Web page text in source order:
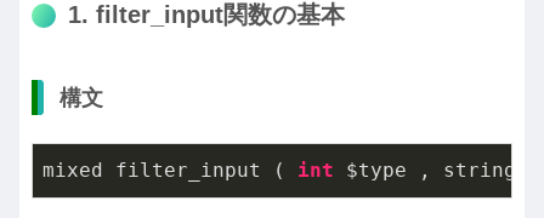
1. filter_input関数の基本
構文
mixed filter_input ( int $type , string